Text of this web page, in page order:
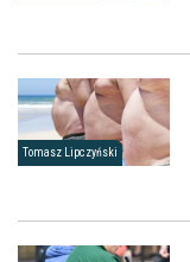
Tomasz Lipczyński